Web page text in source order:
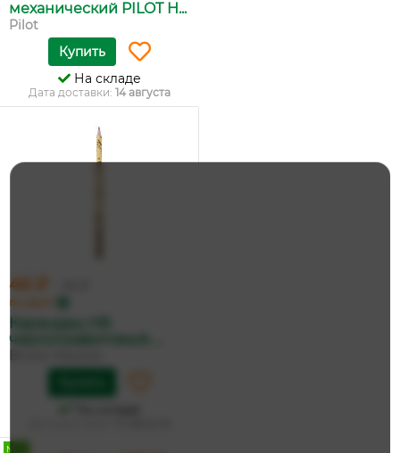
механический PILOT H...
Pilot
Купить
На складе
Дата доставки: 14 августа
46 ₽
по карте
Карандаш НВ
чернографитовый, ...
NEW